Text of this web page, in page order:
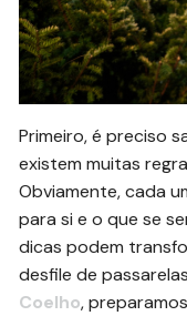
Primeiro, é preciso
existem muitas
Obviamente, cada
para si e o que se
dicas podem
desfile de
Coelho,